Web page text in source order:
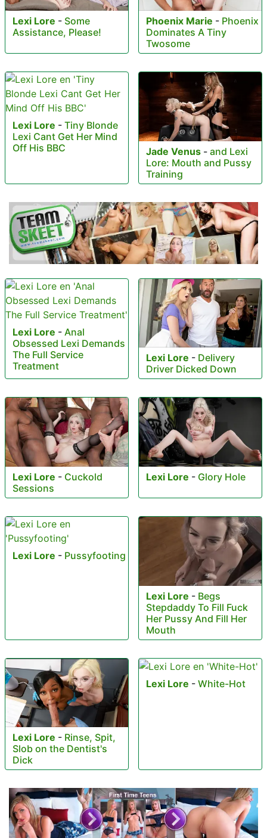
Lexi Lore - Some
Assistance, Please!
Phoenix Marie - Phoenix
Dominates A Tiny
Twosome
Lexi Lore - Tiny Blonde
Lexi Cant Get Her Mind
Off His BBC
Jade Venus - and Lexi
Lore: Mouth and Pussy
Training
Lexi Lore - Anal
Obsessed Lexi Demands
The Full Service
Treatment
Lexi Lore - Delivery
Driver Dicked Down
Lexi Lore - Cuckold
Sessions
Lexi Lore - Glory Hole
Lexi Lore - Pussyfooting
Lexi Lore - Begs
Stepdaddy To Fill Fuck
Her Pussy And Fill Her
Mouth
Lexi Lore - Rinse, Spit,
Slob on the Dentist's
Dick
Lexi Lore - White-Hot